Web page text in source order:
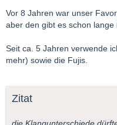
Vor 8 Jahren war unser
aber den gibt es schon lange
Seit ca. 5 Jahren verwende
mehr) sowie die Fujis.
Zitat